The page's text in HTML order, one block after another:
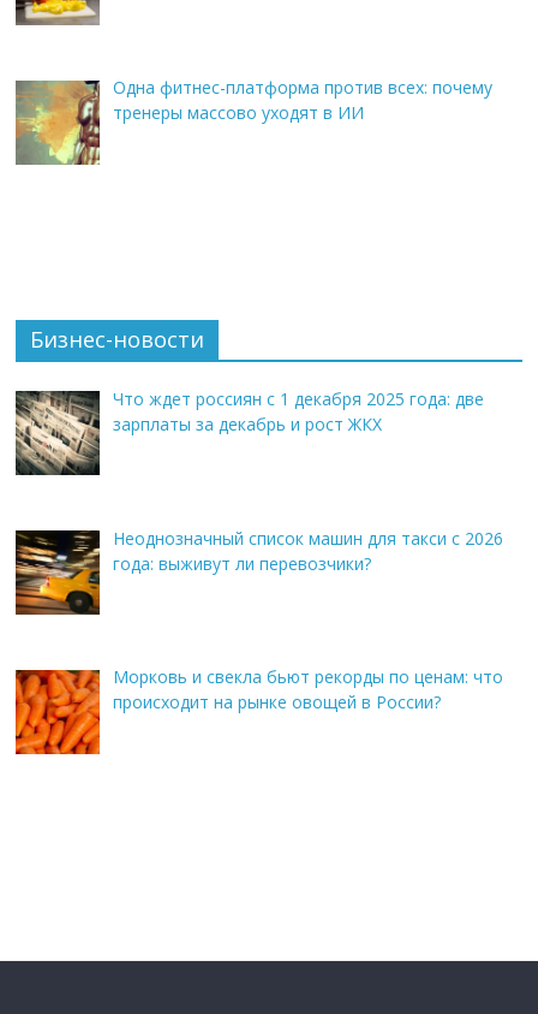
Одна фитнес-платформа против всех: почему
тренеры массово уходят в ИИ
Бизнес-новости
Что ждет россиян с 1 декабря 2025 года: две
зарплаты за декабрь и рост ЖКХ
Неоднозначный список машин для такси с 2026
года: выживут ли перевозчики?
Морковь и свекла бьют рекорды по ценам: что
происходит на рынке овощей в России?